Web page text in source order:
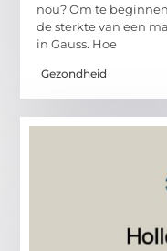
nou? Om te
de sterkte van een
in Gauss. Hoe
Gezondheid